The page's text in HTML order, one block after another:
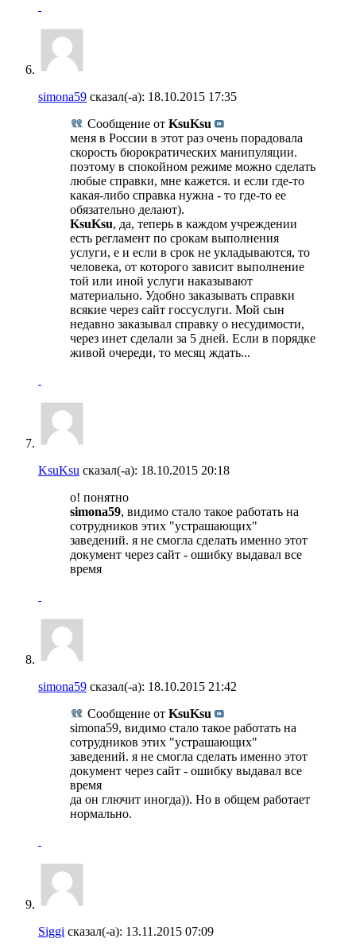
simona59 сказал(-а): 18.10.2015 17:35
Сообщение от KsuKsu
меня в России в этот раз очень порадовала
скорость бюрократических манипуляции.
поэтому в спокойном режиме можно сделать
любые справки, мне кажется. и если где-то
какая-либо справка нужна - то где-то ее
обязательно делают).
KsuKsu, да, теперь в каждом учреждении
есть регламент по срокам выполнения
услуги, е и если в срок не укладываются, то
человека, от которого зависит выполнение
той или иной услуги наказывают
материально. Удобно заказывать справки
всякие через сайт госсуслуги. Мой сын
недавно заказывал справку о несудимости,
через инет сделали за 5 дней. Если в порядке
живой очереди, то месяц ждать...
KsuKsu сказал(-а): 18.10.2015 20:18
о! понятно
simona59, видимо стало такое работать на
сотрудников этих "устрашающих"
заведений. я не смогла сделать именно этот
документ через сайт - ошибку выдавал все
время
simona59 сказал(-а): 18.10.2015 21:42
Сообщение от KsuKsu
simona59, видимо стало такое работать на
сотрудников этих "устрашающих"
заведений. я не смогла сделать именно этот
документ через сайт - ошибку выдавал все
время
да он глючит иногда)). Но в общем работает
нормально.
Siggi сказал(-а): 13.11.2015 07:09